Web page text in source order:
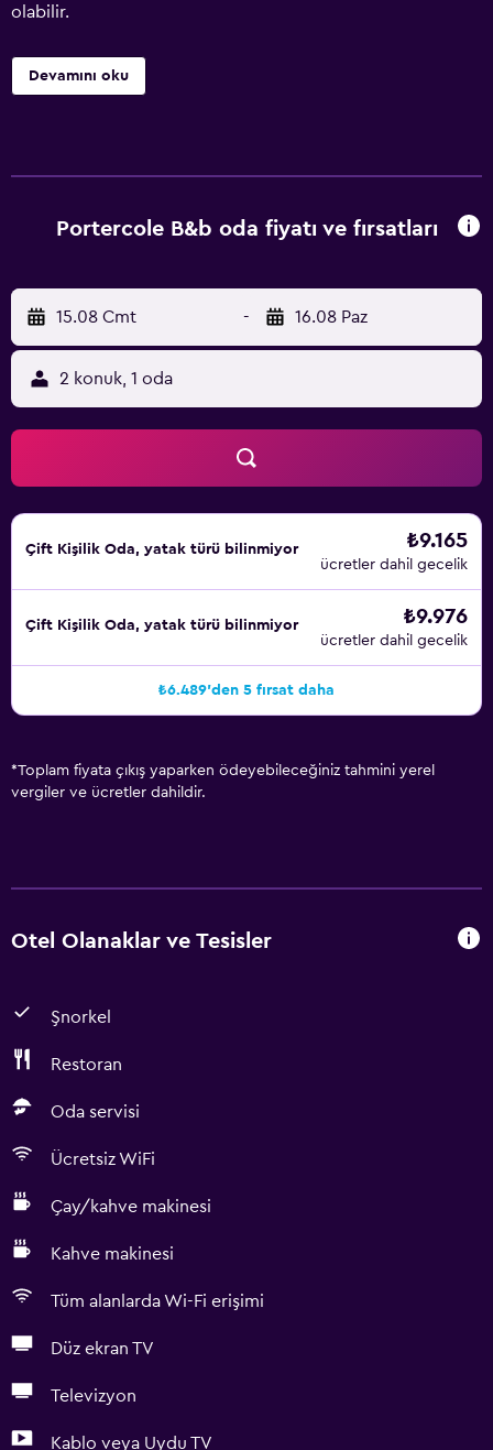
olabilir.
Devamını oku
Portercole B&b oda fiyatı ve fırsatları
15.08 Cmt - 16.08 Paz
2 konuk, 1 oda
Çift ​Kişilik Oda, yatak türü bilinmiyor ₺9.165
ücretler dahil gecelik
Çift ​Kişilik Oda, yatak türü bilinmiyor ₺9.976
ücretler dahil gecelik
₺6.489'den 5 fırsat daha
*Toplam fiyata çıkış yaparken ödeyebileceğiniz tahmini yerel
vergiler ve ücretler dahildir.
Otel Olanaklar ve Tesisler
Şnorkel
Restoran
Oda servisi
Ücretsiz WiFi
Çay/kahve makinesi
Kahve makinesi
Tüm alanlarda Wi-Fi erişimi
Düz ekran TV
Televizyon
Kablo veya Uydu TV